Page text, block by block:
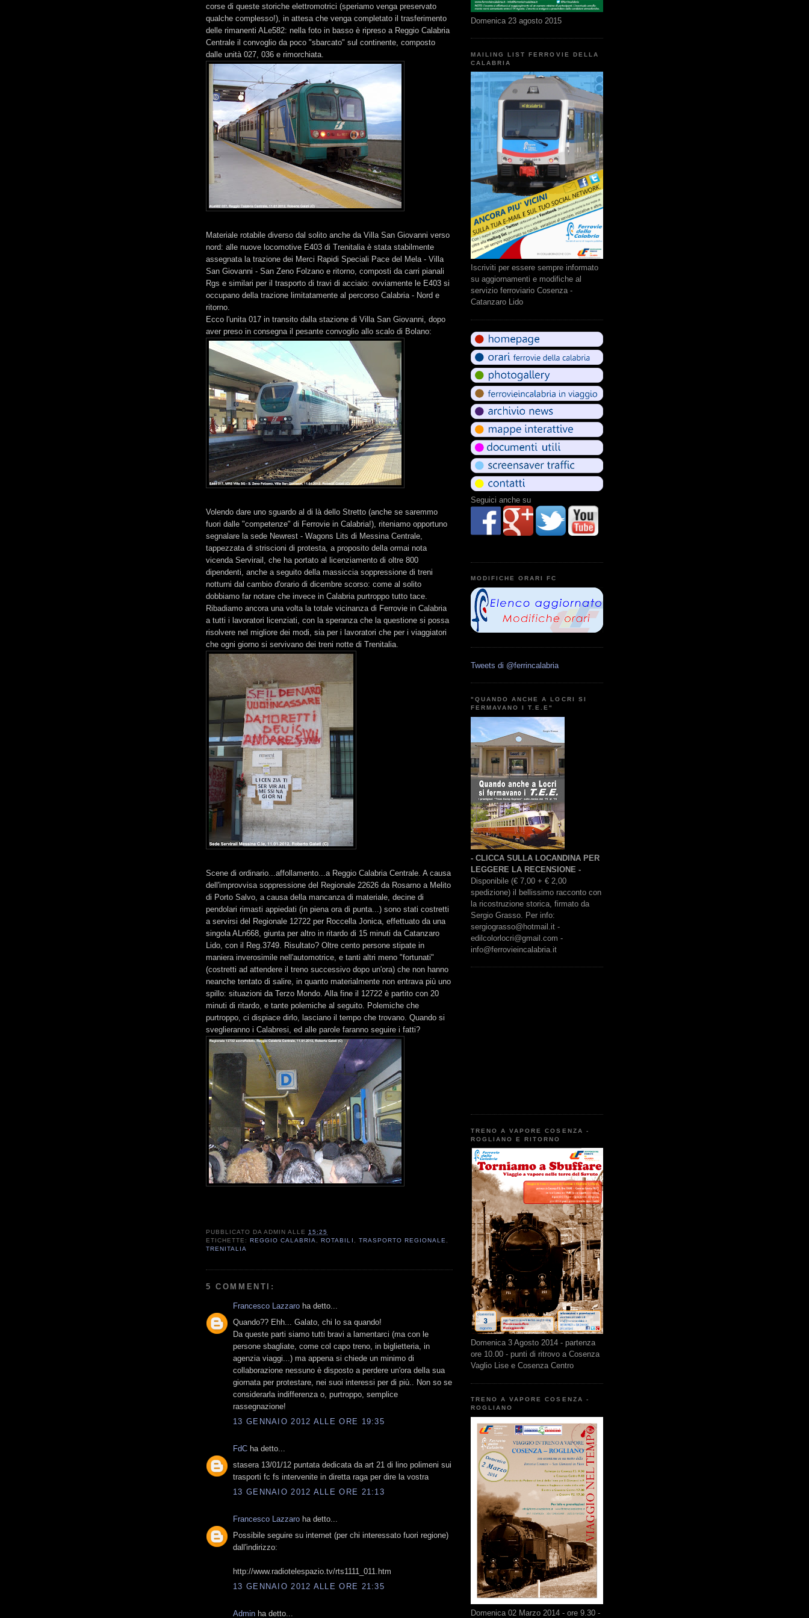
corse di queste storiche elettromotrici (speriamo venga preservato
qualche complesso!), in attesa che venga completato il trasferimento
delle rimanenti ALe582: nella foto in basso è ripreso a Reggio Calabria
Centrale il convoglio da poco "sbarcato" sul continente, composto
dalle unità 027, 036 e rimorchiata.
Materiale rotabile diverso dal solito anche da Villa San Giovanni verso
nord: alle nuove locomotive E403 di Trenitalia è stata stabilmente
assegnata la trazione dei Merci Rapidi Speciali Pace del Mela - Villa
San Giovanni - San Zeno Folzano e ritorno, composti da carri pianali
Rgs e similari per il trasporto di travi di acciaio: ovviamente le E403 si
occupano della trazione limitatamente al percorso Calabria - Nord e
ritorno.
Ecco l'unita 017 in transito dalla stazione di Villa San Giovanni, dopo
aver preso in consegna il pesante convoglio allo scalo di Bolano:
Volendo dare uno sguardo al di là dello Stretto (anche se saremmo
fuori dalle "competenze" di Ferrovie in Calabria!), riteniamo opportuno
segnalare la sede Newrest - Wagons Lits di Messina Centrale,
tappezzata di striscioni di protesta, a proposito della ormai nota
vicenda Servirail, che ha portato al licenziamento di oltre 800
dipendenti, anche a seguito della massiccia soppressione di treni
notturni dal cambio d'orario di dicembre scorso: come al solito
dobbiamo far notare che invece in Calabria purtroppo tutto tace.
Ribadiamo ancora una volta la totale vicinanza di Ferrovie in Calabria
a tutti i lavoratori licenziati, con la speranza che la questione si possa
risolvere nel migliore dei modi, sia per i lavoratori che per i viaggiatori
che ogni giorno si servivano dei treni notte di Trenitalia.
Scene di ordinario...affollamento...a Reggio Calabria Centrale. A causa
dell'improvvisa soppressione del Regionale 22626 da Rosarno a Melito
di Porto Salvo, a causa della mancanza di materiale, decine di
pendolari rimasti appiedati (in piena ora di punta...) sono stati costretti
a servirsi del Regionale 12722 per Roccella Jonica, effettuato da una
singola ALn668, giunta per altro in ritardo di 15 minuti da Catanzaro
Lido, con il Reg.3749. Risultato? Oltre cento persone stipate in
maniera inverosimile nell'automotrice, e tanti altri meno "fortunati"
(costretti ad attendere il treno successivo dopo un'ora) che non hanno
neanche tentato di salire, in quanto materialmente non entrava più uno
spillo: situazioni da Terzo Mondo. Alla fine il 12722 è partito con 20
minuti di ritardo, e tante polemiche al seguito. Polemiche che
purtroppo, ci dispiace dirlo, lasciano il tempo che trovano. Quando si
sveglieranno i Calabresi, ed alle parole faranno seguire i fatti?
PUBBLICATO DAADMIN ALLE 15:25
ETICHETTE:REGGIO CALABRIA ,ROTABILI TRASPORTO REGIONALE
TRENITALIA
5 COMMENTI:
Francesco Lazzaro ha detto...
Quando?? Ehh... Galato, chi lo sa quando!
Da queste parti siamo tutti bravi a lamentarci (ma con le
persone sbagliate, come col capo treno, in biglietteria, in
agenzia viaggi...) ma appena si chiede un minimo di
collaborazione nessuno è disposto a perdere un'ora della sua
giornata per protestare, nei suoi interessi per di più.. Non so se
considerarla indifferenza o, purtroppo, semplice
rassegnazione!
13 GENNAIO 2012 ALLE ORE 19:35
FdC ha detto...
stasera 13/01/12 puntata dedicata da art 21 di lino polimeni sui
trasporti fc fs intervenite in diretta raga per dire la vostra
13 GENNAIO 2012 ALLE ORE 21:13
Francesco Lazzaro ha detto...
Possibile seguire su internet (per chi interessato fuori regione)
dall'indirizzo:
http://www.radiotelespazio.tv/rts1111_011.htm
13 GENNAIO 2012 ALLE ORE 21:35
Admin ha detto...
Domenica 23 agosto 2015
MAILING LIST FERROVIE DELLA
CALABRIA
Iscriviti per essere sempre informato
su aggiornamenti e modifiche al
servizio ferroviario Cosenza -
Catanzaro Lido
Seguici anche su
MODIFICHE ORARI FC
Tweets di @ferrincalabria
"QUANDO ANCHE A LOCRI SI
FERMAVANO I T.E.E"
- CLICCA SULLA LOCANDINA PER
LEGGERE LA RECENSIONE -
Disponibile (€ 7,00 + € 2,00
spedizione) il bellissimo racconto con
la ricostruzione storica, firmato da
Sergio Grasso. Per info:
sergiograsso@hotmail.it -
edilcolorlocri@gmail.com -
info@ferrovieincalabria.it
TRENO A VAPORE COSENZA -
ROGLIANO E RITORNO
Domenica 3 Agosto 2014 - partenza
ore 10.00 - punti di ritrovo a Cosenza
Vaglio Lise e Cosenza Centro
TRENO A VAPORE COSENZA -
ROGLIANO
Domenica 02 Marzo 2014 - ore 9.30 -